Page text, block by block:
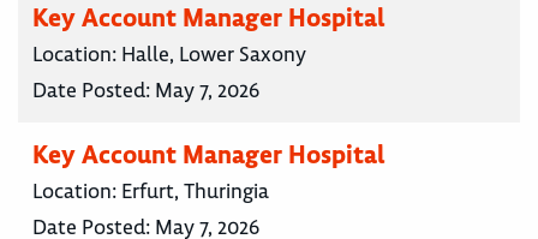
Key Account Manager Hospital
Location: Halle, Lower Saxony
Date Posted: May 7, 2026
Key Account Manager Hospital
Location: Erfurt, Thuringia
Date Posted: May 7, 2026